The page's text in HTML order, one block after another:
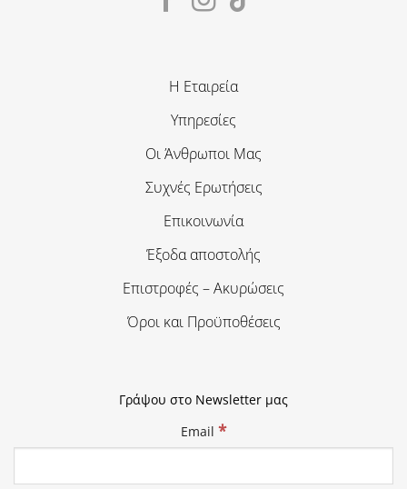
Η Εταιρεία
Υπηρεσίες
Οι Άνθρωποι Μας
Συχνές Ερωτήσεις
Επικοινωνία
Έξοδα αποστολής
Επιστροφές – Ακυρώσεις
Όροι και Προϋποθέσεις
Γράψου στο Newsletter μας
Email *